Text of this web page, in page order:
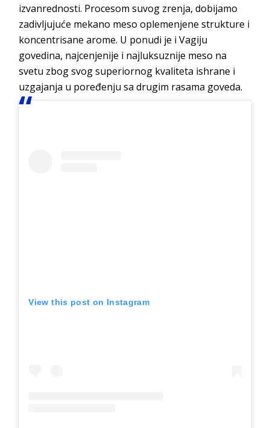
izvanrednosti. Procesom suvog zrenja, dobijamo
zadivljujuće mekano meso oplemenjene strukture i
koncentrisane arome. U ponudi je i Vagiju
govedina, najcenjenije i najluksuznije meso na
svetu zbog svog superiornog kvaliteta ishrane i
uzgajanja u poređenju sa drugim rasama goveda.
View this post on Instagram